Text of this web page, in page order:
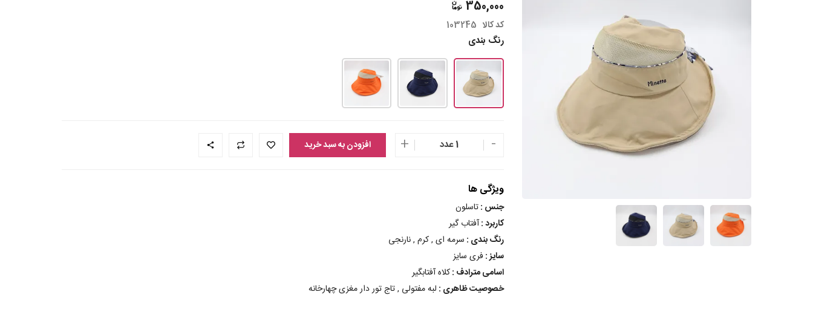
350,000
کد کالا 103245
رنگ بندی
- 1 عدد + افزودن به سبد خرید
ویژگی ها
جنس :تاسلون
کاربرد :آفتاب گیر
رنگ بندی : سرمه ای , کرم , نارنجی
سایز : فری سایز
اسامی مترادف :کلاه آفتابگیر
خصوصیت ظاهری : لبه مفتولی , تاج تور دار مغزی چهارخانه